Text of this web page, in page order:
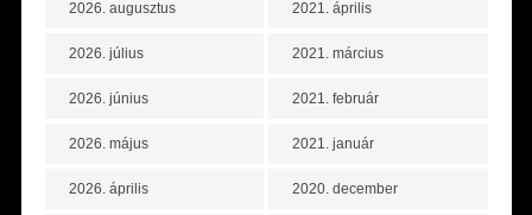
2026. augusztus
2026. július
2026. június
2026. május
2026. április
2021. április
2021. március
2021. február
2021. január
2020. december